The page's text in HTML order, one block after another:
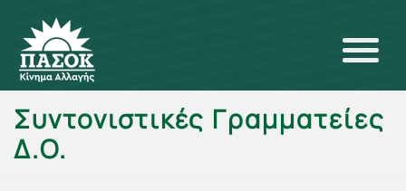
Συντονιστικές Γραμματείες
Δ.Ο.